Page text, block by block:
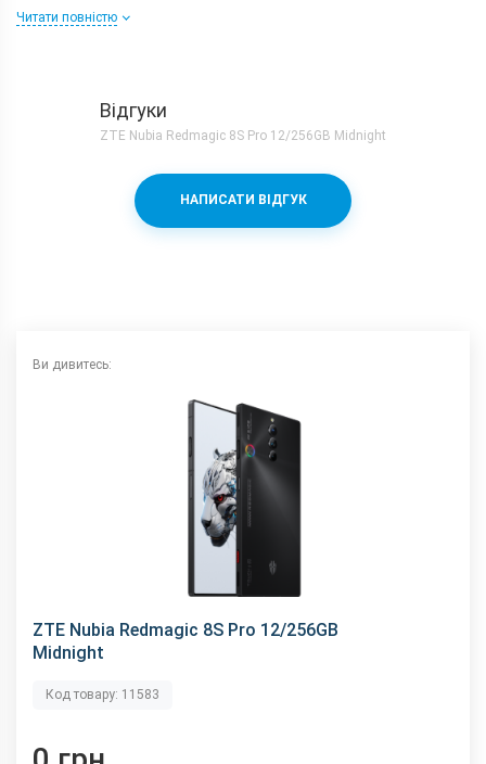
ГБ
Тип матриці
Процесор
8
Qualcomm Snapdragon 8 Gen 2 +
228
немає
алюміній + скло
Комунікації
GPS
Читати повністю
Відгуки
ZTE Nubia Redmagic 8S Pro 12/256GB Midnight
НАПИСАТИ ВІДГУК
Ви дивитесь:
ZTE Nubia Redmagic 8S Pro 12/256GB
Midnight
Код товару: 11583